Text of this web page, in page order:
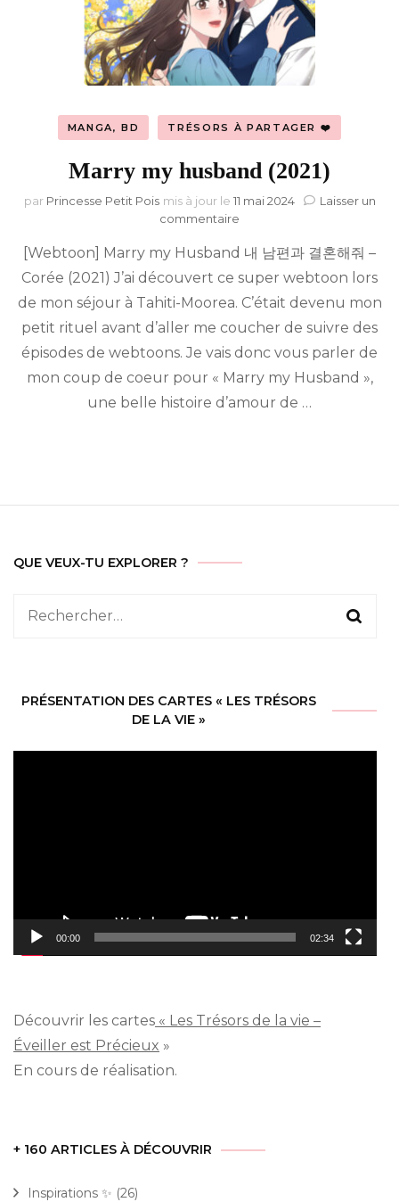
MANGA, BD TRÉSORS À PARTAGER ❤️
Marry my husband (2021)
par Princesse Petit Pois mis à jour le 11 mai 2024
Laisser un
commentaire
my
husband
(2021)
[Webtoon] Marry my Husband 내 남편과 결혼해줘 –
Corée (2021) J’ai découvert ce super webtoon lors
de mon séjour à Tahiti-Moorea. C’était devenu mon
petit rituel avant d’aller me coucher de suivre des
épisodes de webtoons. Je vais donc vous parler de
mon coup de coeur pour « Marry my Husband »,
une belle histoire d’amour de …
QUE VEUX-TU EXPLORER ?
Rechercher :
PRÉSENTATION DES CARTES « LES TRÉSORS
DE LA VIE »
00:00 02:34
Découvrir les cartes « Les Trésors de la vie –
Éveiller est Précieux »
En cours de réalisation.
+ 160 ARTICLES À DÉCOUVRIR
Inspirations ✨ (26)